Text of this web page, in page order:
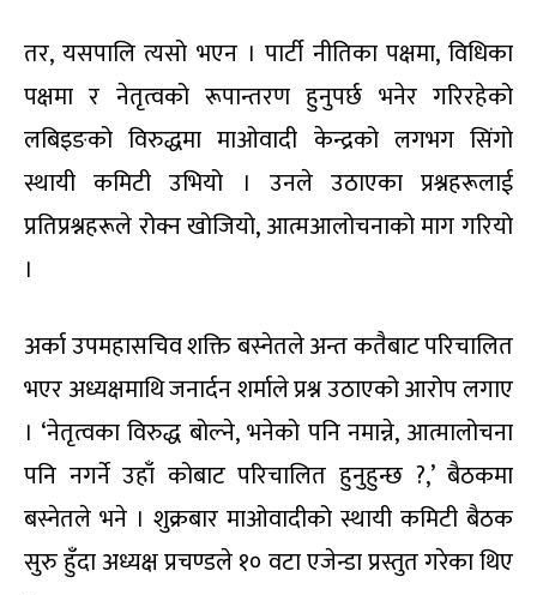
तर, यसपालि त्यसो भएन । पार्टी नीतिका पक्षमा, विधिका
पक्षमा र नेतृत्वको रूपान्तरण हुनुपर्छ भनेर गरिरहेको
लबिइङको विरुद्धमा माओवादी केन्द्रको लगभग सिंगो
स्थायी कमिटी उभियो । उनले उठाएका प्रश्नहरूलाई
प्रतिप्रश्नहरूले रोक्न खोजियो, आत्मआलोचनाको माग गरियो
।
अर्का उपमहासचिव शक्ति बस्नेतले अन्त कतैबाट परिचालित
भएर अध्यक्षमाथि जनार्दन शर्माले प्रश्न उठाएको आरोप लगाए
। ‘नेतृत्वका विरुद्ध बोल्ने, भनेको पनि नमान्ने, आत्मालोचना
पनि नगर्ने उहाँ कोबाट परिचालित हुनुहुन्छ ?,’ बैठकमा
बस्नेतले भने । शुक्रबार माओवादीको स्थायी कमिटी बैठक
सुरु हुँदा अध्यक्ष प्रचण्डले १० वटा एजेन्डा प्रस्तुत गरेका थिए